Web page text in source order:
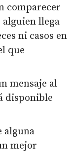
comparecer
llega
ni casos en
que
mensaje al
disponible
alguna
mejor